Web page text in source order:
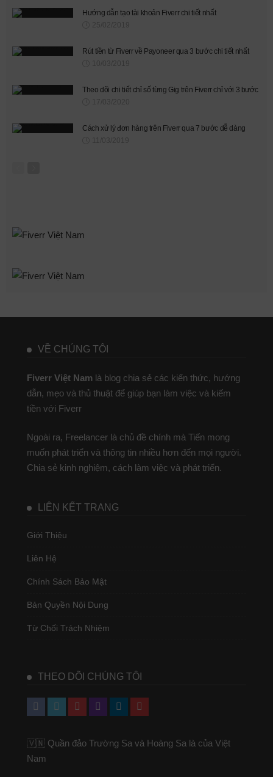
Hướng dẫn tạo tài khoản Fiverr chi tiết nhất
25/02/2019
Rút tiền từ Fiverr về Payoneer qua 3 bước chi tiết nhất
10/03/2019
Theo dõi chi tiết chỉ số từng Gig trên Fiverr chỉ với 3 bước
17/03/2020
Cách xử lý đơn hàng trên Fiverr qua 7 bước dễ dàng
11/03/2019
VỀ CHÚNG TÔI
Fiverr Việt Nam là blog chia sẻ các kiến thức, hướng
dẫn, mẹo và thủ thuật để giúp bạn làm việc và kiếm
tiền với Fiverr
Ngoài ra, Freelancer là chủ đề chính mà Tiến mong
muốn phát triển và thông tin nhiều hơn đến mọi người.
Chia sẻ kinh nghiệm, cách làm việc và phát triển.
LIÊN KẾT TRANG
Giới Thiệu
Liên Hệ
Chính Sách Bảo Mật
Bản Quyền Nội Dung
Từ Chối Trách Nhiệm
THEO DÕI CHÚNG TÔI
🇻🇳 Quần đảo Trường Sa và Hoàng Sa là của Việt
Nam